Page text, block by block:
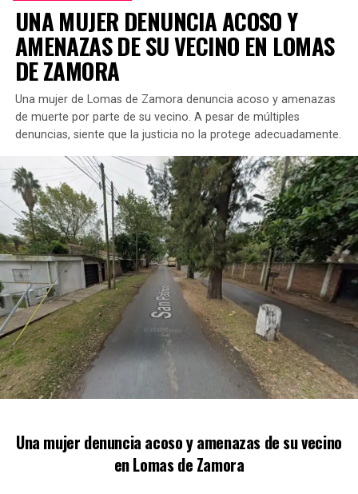
La investigación fue dirigida por la Unidad Funcional de
Instrucción N°14 del Departamento Judicial de Lomas
de Zamora, bajo la supervisión del fiscal Leonardo
Kaszewski, quien actuó con firmeza y rapidez.
DESMANTELAMIENTO DEL BÚNKER DE
COCAÍNA
Los agentes de la Delegación de Drogas Ilícitas de
Lomas se presentaron en el inmueble ubicado en la
ingresar rápidamente a la propiedad, evitando así que el
sospechoso pudiera escapar.
UNA MUJER DENUNCIA ACOSO Y
AMENAZAS DE SU VECINO EN LOMAS
DE ZAMORA
Una mujer de Lomas de Zamora denuncia acoso y amenazas
de muerte por parte de su vecino. A pesar de múltiples
denuncias, siente que la justicia no la protege adecuadamente.
Una mujer denuncia acoso y amenazas de su vecino
en Lomas de Zamora